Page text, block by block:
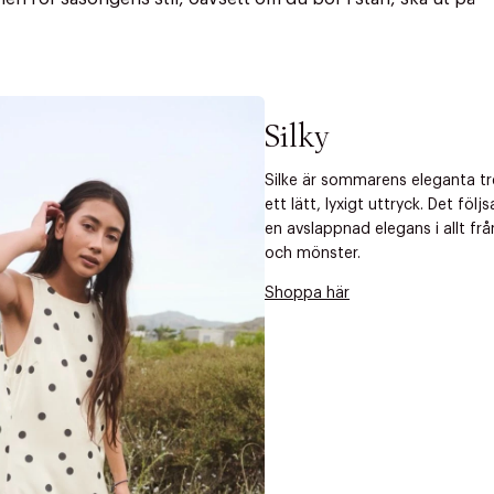
Silky
Silke är sommarens eleganta
ett lätt, lyxigt uttryck. Det
en avslappnad elegans i allt
och mönster.
Shoppa här
kunne se